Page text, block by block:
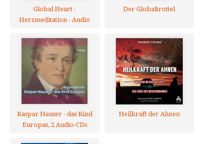
Global Heart -
Herzmeditation - Audio
Der Globaltrottel
Kaspar Hauser - das Kind
Europas, 2 Audio-CDs
Heilkraft der Ahnen